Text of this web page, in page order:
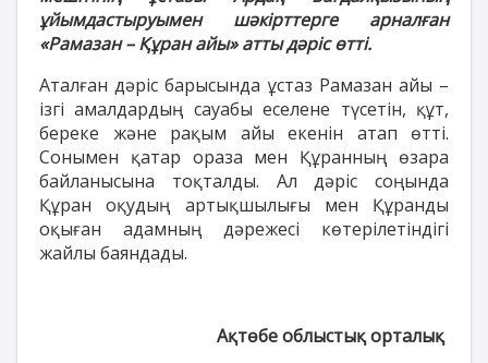
ұйымдастыруымен шәкірттерге арналған
«Рамазан – Құран айы» атты дәріс өтті.
Аталған дәріс барысында ұстаз Рамазан айы –
ізгі амалдардың сауабы еселене түсетін, құт,
береке және рақым айы екенін атап өтті.
Сонымен қатар ораза мен Құранның өзара
байланысына тоқталды. Ал дәріс соңында
Құран оқудың артықшылығы мен Құранды
оқыған адамның дәрежесі көтерілетіндігі
жайлы баяндады.
Ақтөбе облыстық орталық